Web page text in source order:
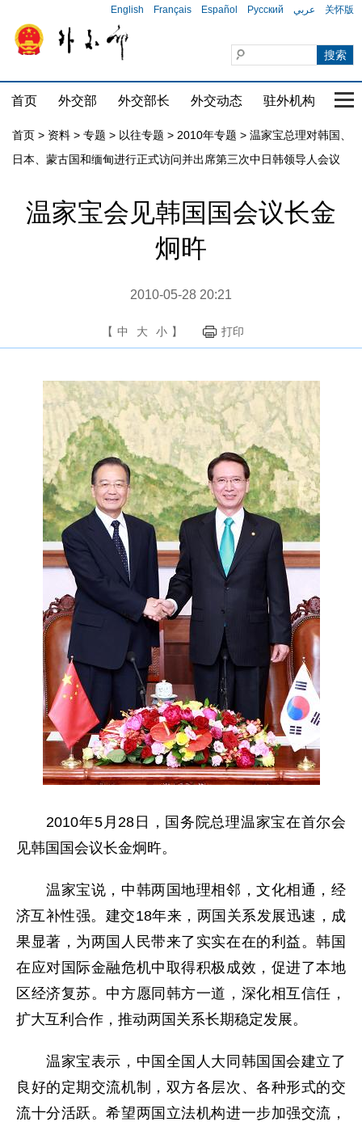
English Français Español Русский عربي 关怀版
首页 外交部 外交部长 外交动态 驻外机构 国
首页 > 资料 > 专题 > 以往专题 > 2010年专题 > 温家宝总理对韩国、
日本、蒙古国和缅甸进行正式访问并出席第三次中日韩领导人会议
温家宝会见韩国国会议长金
炯旿
2010-05-28 20:21
【 中 大 小 】 打印
2010年5月28日，国务院总理温家宝在首尔会
见韩国国会议长金炯旿。
温家宝说，中韩两国地理相邻，文化相通，经
济互补性强。建交18年来，两国关系发展迅速，成
果显著，为两国人民带来了实实在在的利益。韩国
在应对国际金融危机中取得积极成效，促进了本地
区经济复苏。中方愿同韩方一道，深化相互信任，
扩大互利合作，推动两国关系长期稳定发展。
温家宝表示，中国全国人大同韩国国会建立了
良好的定期交流机制，双方各层次、各种形式的交
流十分活跃。希望两国立法机构进一步加强交流，